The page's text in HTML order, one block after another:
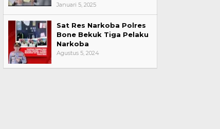
Januari 5, 2025
Sat Res Narkoba Polres
Bone Bekuk Tiga Pelaku
Narkoba
Agustus 5, 2024